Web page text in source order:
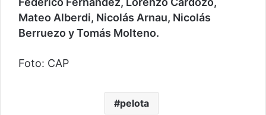
Mateo Alberdi, Nicolás Arnau, Nicolás
Berruezo y Tomás Molteno.
Foto: CAP
pelota